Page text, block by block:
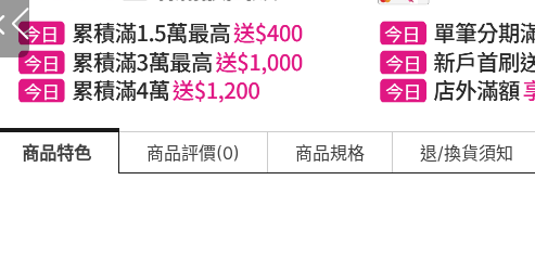
商品特色 商品評價(0) 商品規格 退/換貨須知